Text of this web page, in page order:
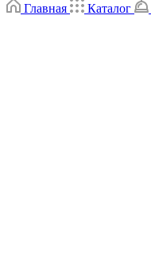
Главная Каталог